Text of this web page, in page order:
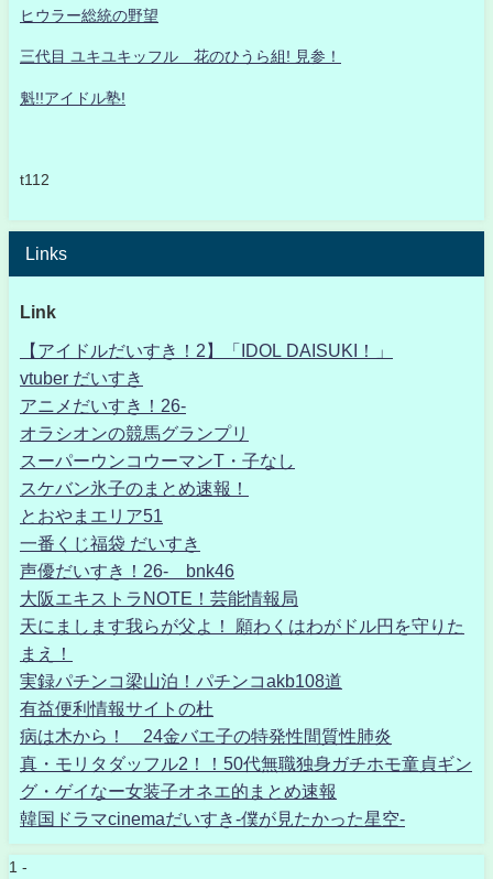
ヒウラー総統の野望
三代目 ユキユキッフル 花のひうら組! 見参！
魁!!アイドル塾!
t112
Links
Link
【アイドルだいすき！2】「IDOL DAISUKI！」
vtuber だいすき
アニメだいすき！26-
オラシオンの競馬グランプリ
スーパーウンコウーマンT・子なし
スケバン氷子のまとめ速報！
とおやまエリア51
一番くじ福袋 だいすき
声優だいすき！26- bnk46
大阪エキストラNOTE！芸能情報局
天にまします我らが父よ！ 願わくはわがドル円を守りた
まえ！
実録パチンコ梁山泊！パチンコakb108道
有益便利情報サイトの杜
病は木から！ 24金バエ子の特発性間質性肺炎
真・モリタダッフル2！！50代無職独身ガチホモ童貞ギン
グ・ゲイなー女装子オネエ的まとめ速報
韓国ドラマcinemaだいすき-僕が見たかった星空-
1 -